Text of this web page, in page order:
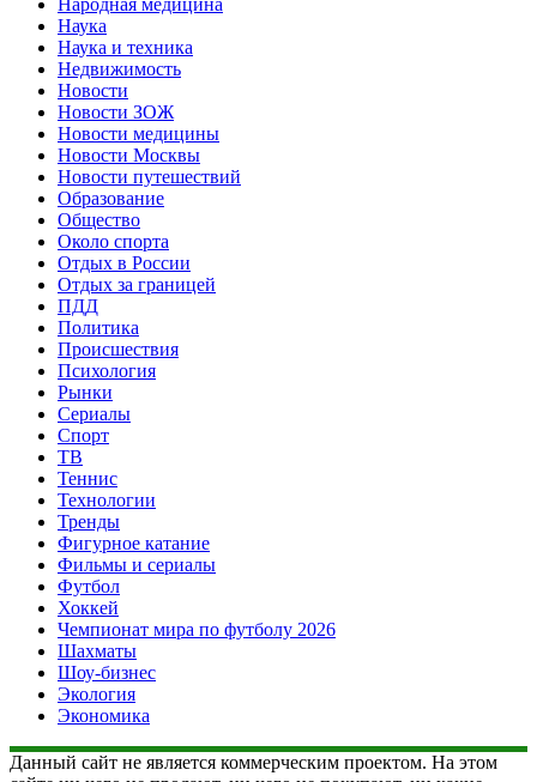
Народная медицина
Наука
Наука и техника
Недвижимость
Новости
Новости ЗОЖ
Новости медицины
Новости Москвы
Новости путешествий
Образование
Общество
Около спорта
Отдых в России
Отдых за границей
ПДД
Политика
Происшествия
Психология
Рынки
Сериалы
Спорт
ТВ
Теннис
Технологии
Тренды
Фигурное катание
Фильмы и сериалы
Футбол
Хоккей
Чемпионат мира по футболу 2026
Шахматы
Шоу-бизнес
Экология
Экономика
Данный сайт не является коммерческим проектом. На этом